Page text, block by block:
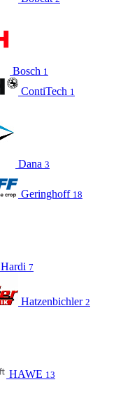
Bosch 1
ContiTech 1
Dana 3
Geringhoff 18
Hardi 7
Hatzenbichler 2
HAWE 13